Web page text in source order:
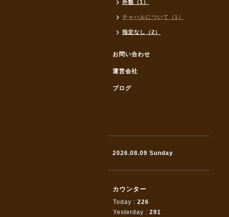
外観（1）
チャハルについて（1）
指定なし（2）
お問い合わせ
運営会社
ブログ
2026.08.09 Sunday
カウンター
Today : 226
Yesterday : 291